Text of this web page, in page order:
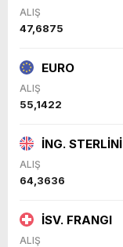
ALIŞ
47,6875
EURO
ALIŞ
55,1422
İNG. STERLİNİ
ALIŞ
64,3636
İSV. FRANGI
ALIŞ